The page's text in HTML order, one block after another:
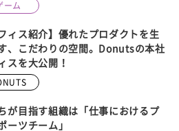
ーム
フィス紹介】優れたプロダクトを生
、こだわりの空間。Donutsの本社
スを大公開！
が目指す組織は「仕事におけるプ
ーツチーム」